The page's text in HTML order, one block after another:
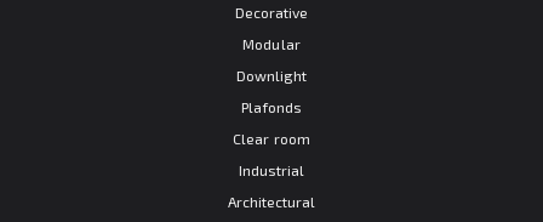
Decorative
Modular
Downlight
Plafonds
Clear room
Industrial
Architectural